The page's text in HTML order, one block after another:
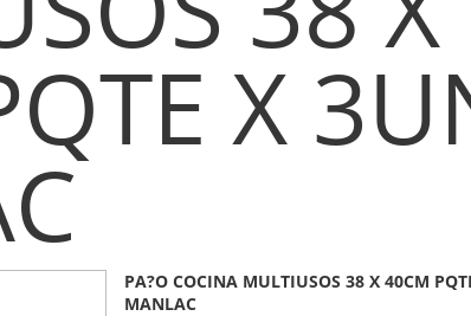
X
PA?O COCINA MULTIUSOS 38 X 40CM
MANLAC